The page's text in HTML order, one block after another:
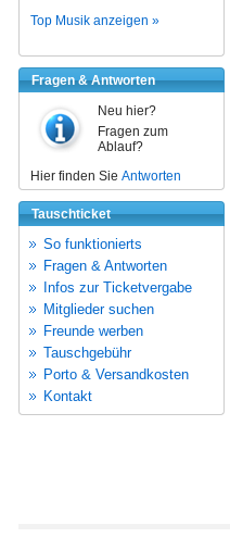
Top Musik anzeigen »
Fragen & Antworten
Neu hier?
Fragen zum
Ablauf?
Hier finden Sie Antworten
Tauschticket
So funktionierts
Fragen & Antworten
Infos zur Ticketvergabe
Mitglieder suchen
Freunde werben
Tauschgebühr
Porto & Versandkosten
Kontakt